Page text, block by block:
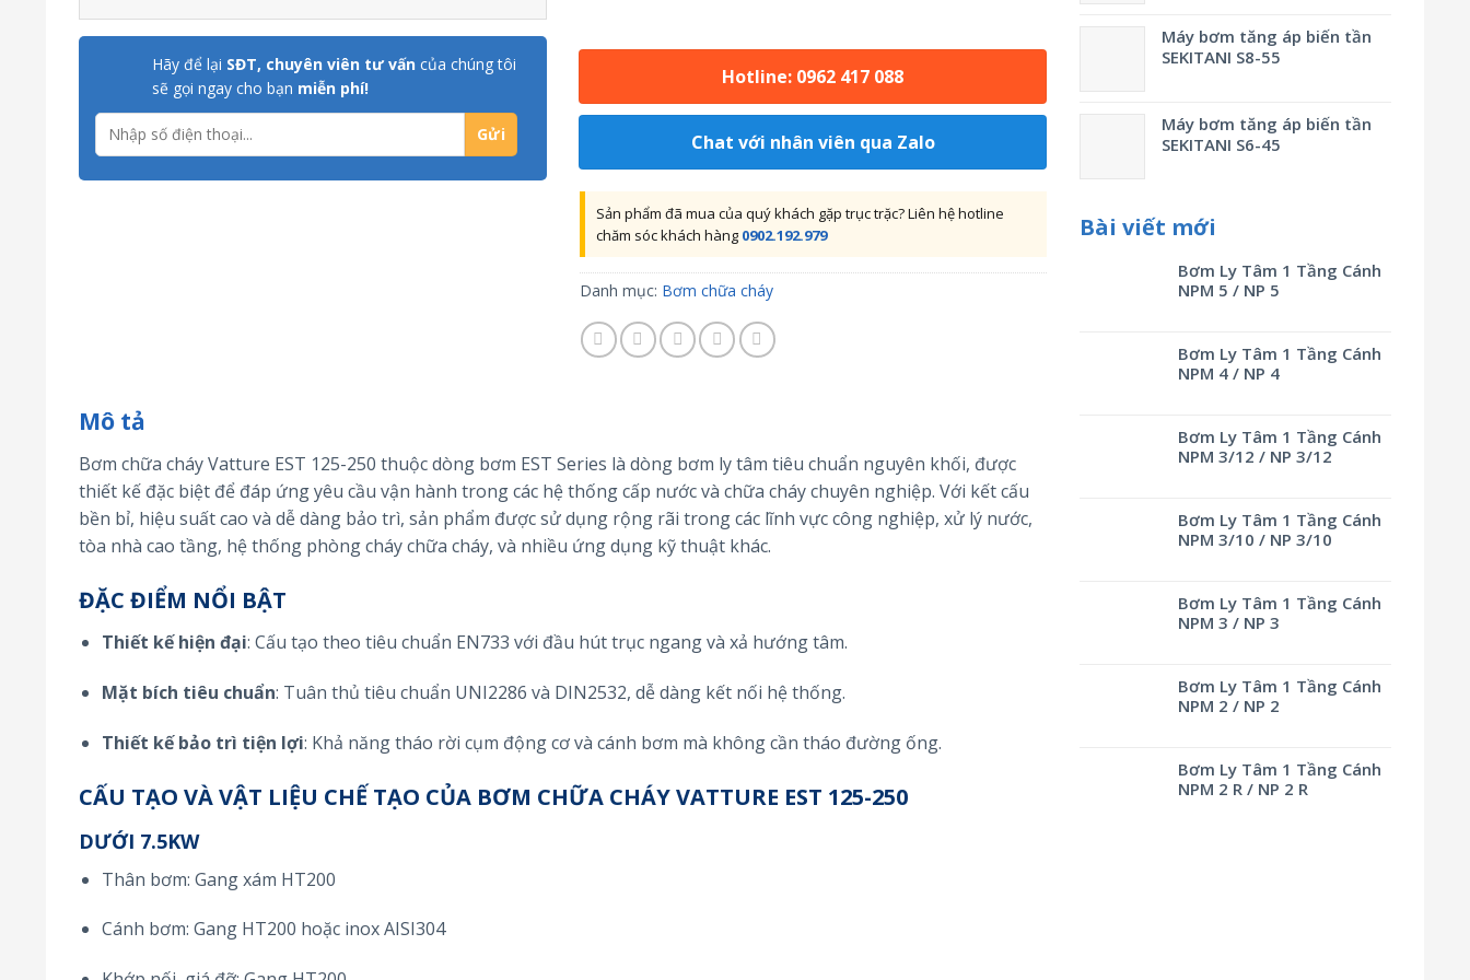
Máy bơm tăng áp biến tần
SEKITANI S8-55
Máy bơm tăng áp biến tần
SEKITANI S6-45
Bài viết mới
Bơm Ly Tâm 1 Tầng Cánh
NPM 5 / NP 5
Bơm Ly Tâm 1 Tầng Cánh
NPM 4 / NP 4
Bơm Ly Tâm 1 Tầng Cánh
NPM 3/12 / NP 3/12
Bơm Ly Tâm 1 Tầng Cánh
NPM 3/10 / NP 3/10
Bơm Ly Tâm 1 Tầng Cánh
NPM 3 / NP 3
Bơm Ly Tâm 1 Tầng Cánh
NPM 2 / NP 2
Bơm Ly Tâm 1 Tầng Cánh
NPM 2 R / NP 2 R
Hãy để lại SĐT, chuyên viên tư vấn của chúng tôi
sẽ gọi ngay cho bạn miễn phí! Hotline: 0962 417 088
Chat với nhân viên qua Zalo
Sản phẩm đã mua của quý khách gặp trục trặc? Liên hệ hotline
chăm sóc khách hàng 0902.192.979
Danh mục: Bơm chữa cháy
Mô tả
Bơm chữa cháy Vatture EST 125-250 thuộc dòng bơm EST Series là dòng bơm ly tâm tiêu chuẩn nguyên khối, được
thiết kế đặc biệt để đáp ứng yêu cầu vận hành trong các hệ thống cấp nước và chữa cháy chuyên nghiệp. Với kết cấu
bền bỉ, hiệu suất cao và dễ dàng bảo trì, sản phẩm được sử dụng rộng rãi trong các lĩnh vực công nghiệp, xử lý nước,
tòa nhà cao tầng, hệ thống phòng cháy chữa cháy, và nhiều ứng dụng kỹ thuật khác.
ĐẶC ĐIỂM NỔI BẬT
Thiết kế hiện đại: Cấu tạo theo tiêu chuẩn EN733 với đầu hút trục ngang và xả hướng tâm.
Mặt bích tiêu chuẩn: Tuân thủ tiêu chuẩn UNI2286 và DIN2532, dễ dàng kết nối hệ thống.
Thiết kế bảo trì tiện lợi: Khả năng tháo rời cụm động cơ và cánh bơm mà không cần tháo đường ống.
CẤU TẠO VÀ VẬT LIỆU CHẾ TẠO CỦA BƠM CHỮA CHÁY VATTURE EST 125-250
DƯỚI 7.5KW
Thân bơm: Gang xám HT200
Cánh bơm: Gang HT200 hoặc inox AISI304